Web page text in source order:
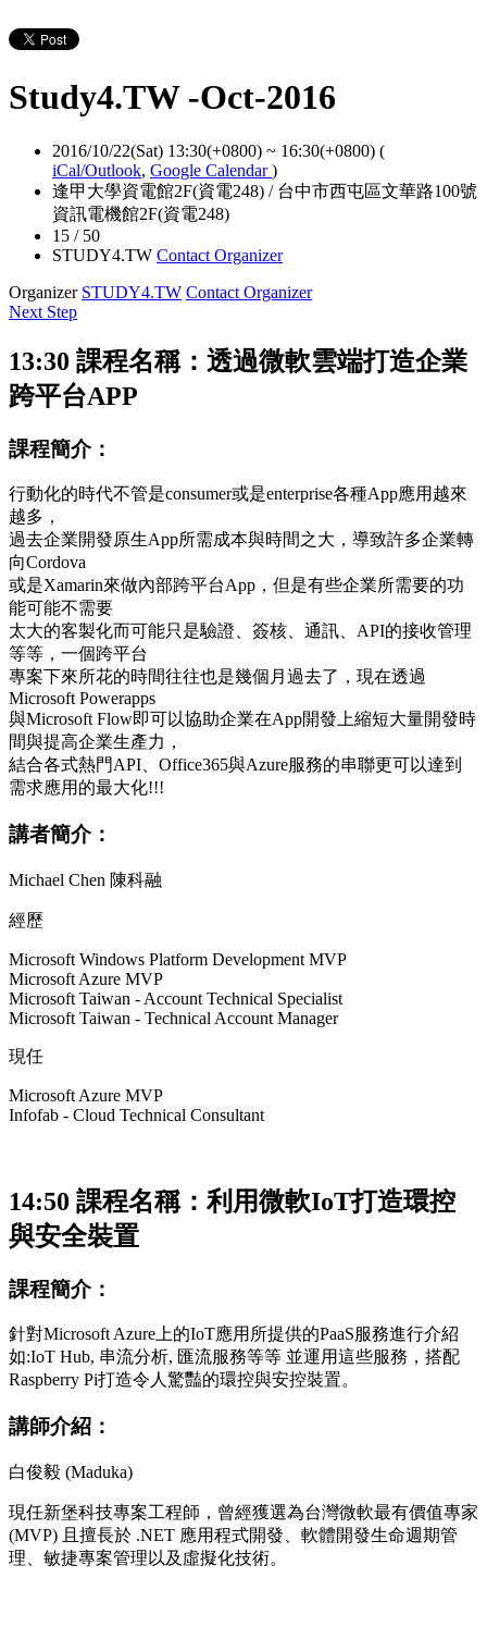
Study4.TW -Oct-2016
2016/10/22(Sat) 13:30(+0800) ~ 16:30(+0800) (
iCal/Outlook, Google Calendar)
逢甲大學資電館2F(資電248) / 台中市西屯區文華路100號
資訊電機館2F(資電248)
15 / 50
STUDY4.TW Contact Organizer
Organizer STUDY4.TW Contact Organizer
Next Step
13:30 課程名稱： 透過微軟雲端打造企業
跨平台APP
課程簡介：
行動化的時代不管是consumer或是enterprise各種App應用越來
越多，
過去企業開發原生App所需成本與時間之大，導致許多企業轉
向Cordova
或是Xamarin來做內部跨平台App，但是有些企業所需要的功
能可能不需要
太大的客製化而可能只是驗證、簽核、通訊、API的接收管理
等等，一個跨平台
專案下來所花的時間往往也是幾個月過去了，現在透過
Microsoft Powerapps
與Microsoft Flow即可以協助企業在App開發上縮短大量開發時
間與提高企業生產力，
結合各式熱門API、Office365與Azure服務的串聯更可以達到
需求應用的最大化!!!
講者簡介：
Michael Chen 陳科融
經歷
Microsoft Windows Platform Development MVP
Microsoft Azure MVP
Microsoft Taiwan - Account Technical Specialist
Microsoft Taiwan - Technical Account Manager
現任
Microsoft Azure MVP
Infofab - Cloud Technical Consultant
14:50 課程名稱：利用微軟IoT打造環控
與安全裝置
課程簡介：
針對Microsoft Azure上的IoT應用所提供的PaaS服務進行介紹
如:IoT Hub, 串流分析, 匯流服務等等 並運用這些服務，搭配
Raspberry Pi打造令人驚豔的環控與安控裝置。
講師介紹：
白俊毅 (Maduka)
現任新堡科技專案工程師，曾經獲選為台灣微軟最有價值專家
(MVP) 且擅長於 .NET 應用程式開發、軟體開發生命週期管
理、敏捷專案管理以及虛擬化技術。